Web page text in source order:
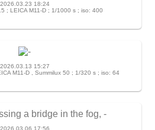
2026.03.23 18:24
; LEICA M11-D ; 1/1000 s ; iso: 400
2026.03.13 15:27
M11-D , Summilux 50 ; 1/320 s ; iso: 64
2026.03.06 17:56